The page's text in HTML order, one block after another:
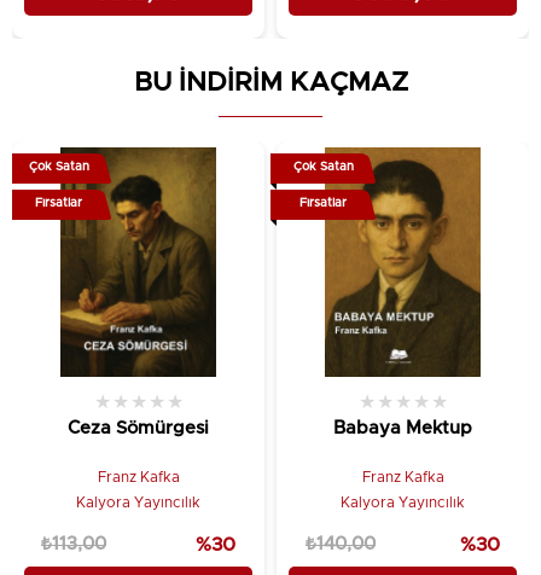
BU İNDİRİM KAÇMAZ
Ceza Sömürgesi
★ ★ ★ ★ ★
Franz Kafka
Kalyora Yayıncılık
₺113,00 %30
Çok Satan
Fırsatlar
Babaya Mektup
★ ★ ★ ★ ★
Franz Kafka
Kalyora Yayıncılık
₺140,00 %30
Çok Satan
Fırsatlar